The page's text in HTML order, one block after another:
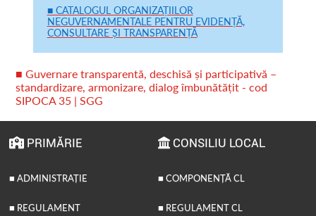
■ CATALOGUL ORGANIZAȚIILOR
NEGUVERNAMENTALE PENTRU EVIDENȚĂ,
CONSULTARE ȘI TRANSPARENȚĂ
■ Guvernare transparentă, deschisă și participativă –
standardizare, armonizare, dialog îmbunătățit - cod
SIPOCA 35 | SGG
PRIMĂRIE
■ ADMINISTRAȚIE
■ REGULAMENT
CONSILIU LOCAL
■ COMPONENȚĂ CL
■ REGULAMENT CL